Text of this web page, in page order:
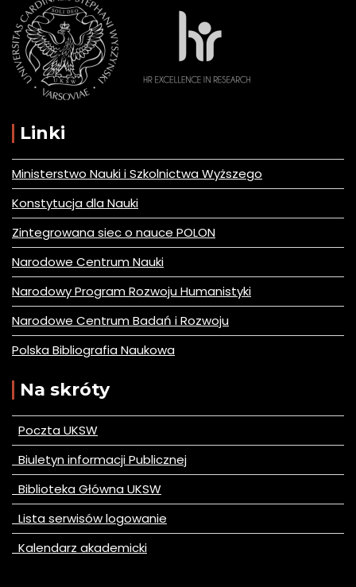
Linki
Ministerstwo Nauki i Szkolnictwa Wyższego
Konstytucja dla Nauki
Zintegrowana siec o nauce POLON
Narodowe Centrum Nauki
Narodowy Program Rozwoju Humanistyki
Narodowe Centrum Badań i Rozwoju
Polska Bibliografia Naukowa
Na skróty
Poczta UKSW
Biuletyn informacji Publicznej
Biblioteka Główna UKSW
Lista serwisów logowanie
Kalendarz akademicki